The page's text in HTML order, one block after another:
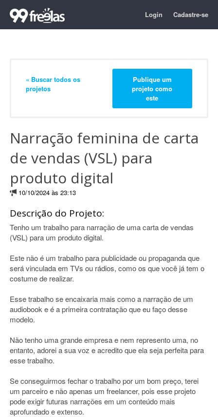
Login Cadastre-se
« Buscar todos os
projetos
Publique um
projeto como
este
Narração feminina de carta
de vendas (VSL) para
produto digital
10/10/2024 às 23:13
Descrição do Projeto:
Tenho um trabalho para narração de uma carta de vendas
(VSL) para um produto digital.
Este não é um trabalho para publicidade ou propaganda que
será vinculada em TVs ou rádios, como os que você já tem o
costume de realizar.
Esse trabalho se encaixaria mais como a narração de um
audiobook e é a primeira contratação que eu faço desse
modelo.
Não tenho uma grande empresa e nem represento uma, no
entanto, adorei a sua voz e acredito que ela seja perfeita para
esse trabalho.
Se conseguirmos fechar o trabalho por um bom preço, terei
um parceiro e não apenas um freelancer, pois esse projeto
pode exigir futuras narrações em um conteúdo mais
aprofundado e extenso.